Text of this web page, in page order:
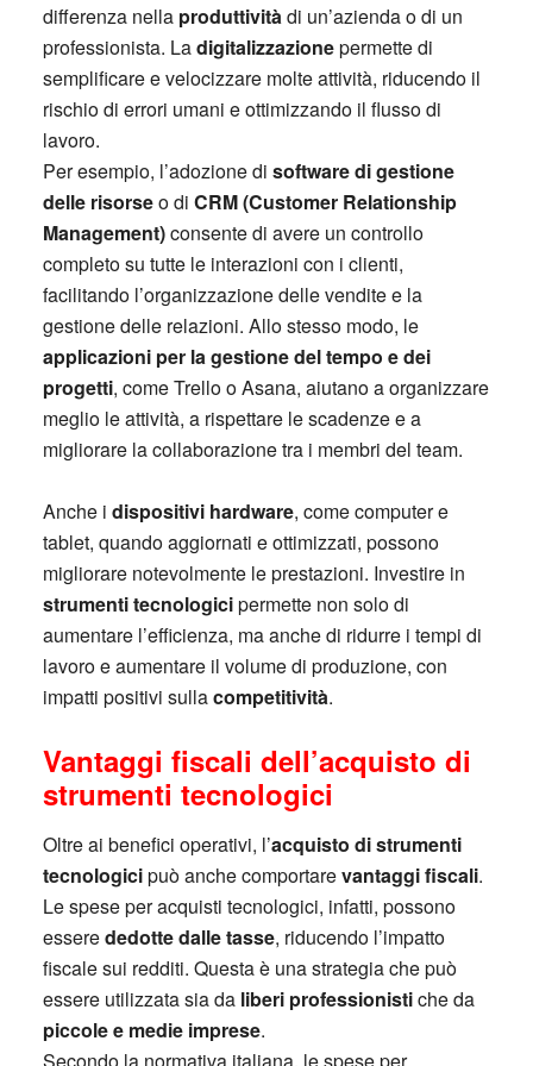
differenza nella produttivitàdi un’azienda o di un
professionista. Ladigitalizzazionepermette di
semplificare e velocizzare molte attività, riducendo il
rischio di errori umani e ottimizzando il flusso di
lavoro.
Per esempio, l’adozione di software di gestione
delle risorseo di CRM (Customer Relationship
Management)consente di avere un controllo
completo su tutte le interazioni con i clienti,
facilitando l’organizzazione delle vendite e la
gestione delle relazioni. Allo stesso modo, le
applicazioni per la gestione del tempo e dei
progetti, come Trello o Asana, aiutano a organizzare
meglio le attività, a rispettare le scadenze e a
migliorare la collaborazione tra i membri del team.
Anche i dispositivi hardware, come computer e
tablet, quando aggiornati e ottimizzati, possono
migliorare notevolmente le prestazioni. Investire in
strumenti tecnologicipermette non solo di
aumentare l’efficienza, ma anche di ridurre i tempi di
lavoro e aumentare il volume di produzione, con
impatti positivi sullacompetitività.
Vantaggi fiscali dell’acquisto di
strumenti tecnologici
Oltre ai benefici operativi, l’acquisto di strumenti
tecnologicipuò anche comportarevantaggi fiscali.
Le spese per acquisti tecnologici, infatti, possono
esserededotte dalle tasse, riducendo l’impatto
fiscale sui redditi. Questa è una strategia che può
essere utilizzata sia da liberi professionistiche da
piccole e medie imprese.